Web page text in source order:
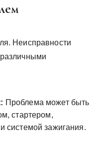
Неисправности
различными
Проблема может быть
стартером,
системой зажигания.